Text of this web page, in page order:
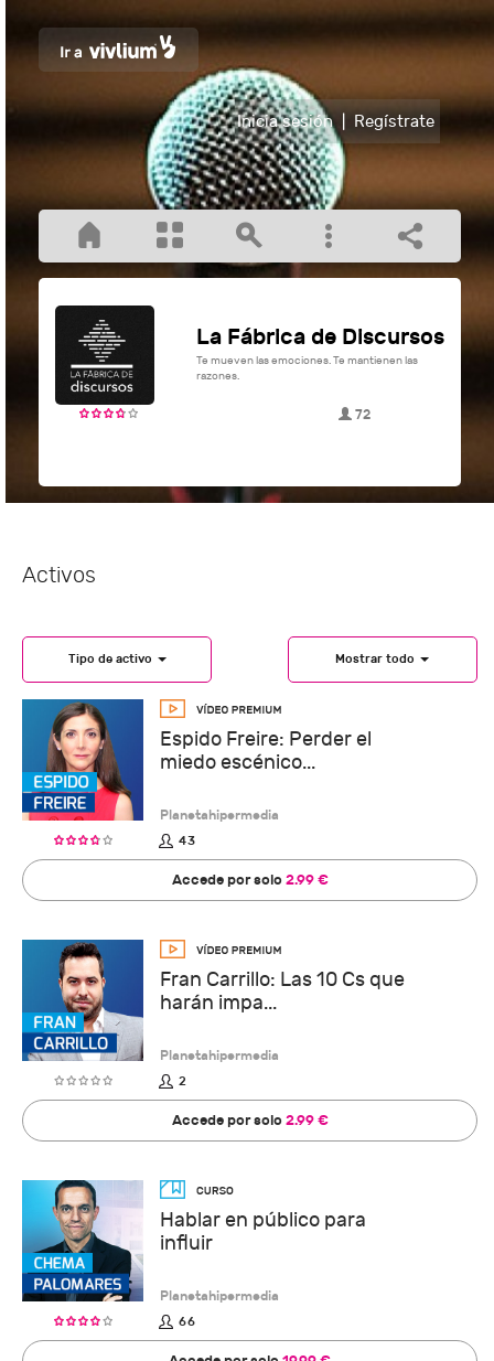
Inicia sesión Regístrate
La Fábrica de Discursos
Te mueven las emociones. Te mantienen las
razones.
72
Activos
Tipo de activo Mostrar todo
Espido Freire: Perder el
miedo escénico...
Planetahipermedia
43
Accede por solo2.99 €
Fran Carrillo: Las 10 Cs que
harán impa...
Planetahipermedia
2
Accede por solo2.99 €
Hablar en público para
influir
Planetahipermedia
66